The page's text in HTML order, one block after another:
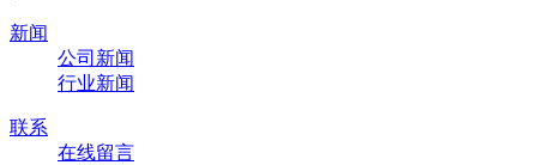
新闻
公司新闻
行业新闻
联系
在线留言